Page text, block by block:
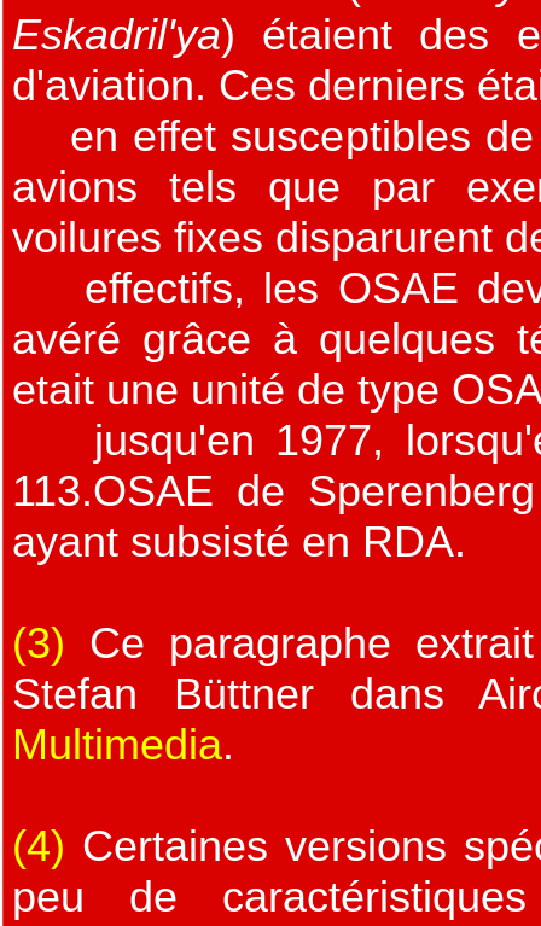
Eskadril'ya) étaient des
d'aviation. Ces derniers
en effet susceptibles de
avions tels que par
voilures fixes disparurent
effectifs, les OSAE
avéré grâce à quelques
etait une unité de type
jusqu'en 1977,
113.OSAE de
ayant subsisté en RDA.
(3) Ce paragraphe
Stefan Büttner dans
Multimedia.
(4) Certaines versions
peu de